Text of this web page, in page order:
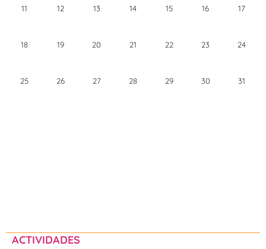
11 12 13 14 15 16 17
18 19 20 21 22 23 24
25 26 27 28 29 30 31
ACTIVIDADES